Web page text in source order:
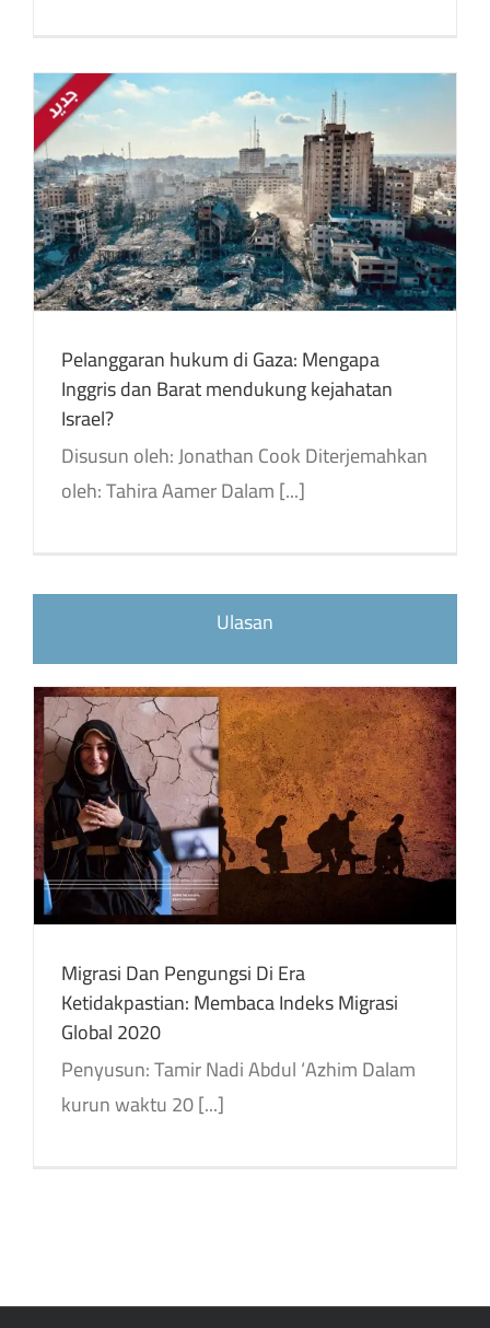
Pelanggaran hukum di Gaza: Mengapa
Inggris dan Barat mendukung kejahatan
Israel?
Disusun oleh: Jonathan Cook Diterjemahkan
oleh: Tahira Aamer Dalam [...]
Loading the next set of posts...
Ulasan
Migrasi Dan Pengungsi Di Era
Ketidakpastian: Membaca Indeks Migrasi
Global 2020
Penyusun: Tamir Nadi Abdul ‘Azhim Dalam